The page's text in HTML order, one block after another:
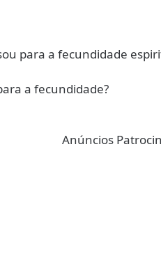
para a fecundidade
a fecundidade?
Anúncios